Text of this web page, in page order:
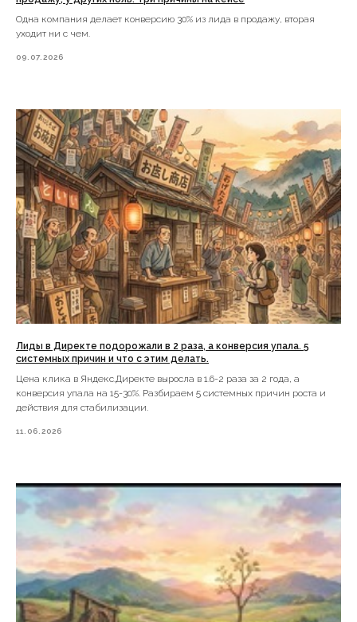
Одна компания делает конверсию 30% из лида в продажу, вторая
уходит ни с чем.
09.07.2026
Лиды в Директе подорожали в 2 раза, а конверсия упала. 5
системных причин и что с этим делать.
Цена клика в Яндекс.Директе выросла в 1.6-2 раза за 2 года, а
конверсия упала на 15-30%. Разбираем 5 системных причин роста и
действия для стабилизации.
11.06.2026
ИП Вальпа Максим Олегович ИНН 741508541550
Политика обработки персональных
данных
Согласие на передачу персональных
данных
cookies
Карта
сайта
Подписаться
*Instagram принадлежит компании Meta Platforms Inc.,
деятельность которой признана экстремистской и
запрещена на территории Российской Федерации.